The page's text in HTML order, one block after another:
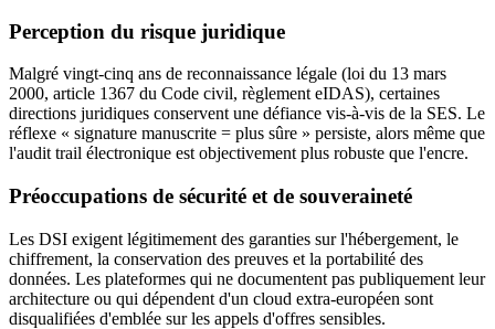
Perception du risque juridique
Malgré vingt-cinq ans de reconnaissance légale (loi du 13 mars
2000, article 1367 du Code civil, règlement eIDAS), certaines
directions juridiques conservent une défiance vis-à-vis de la SES. Le
réflexe « signature manuscrite = plus sûre » persiste, alors même que
l'audit trail électronique est objectivement plus robuste que l'encre.
Préoccupations de sécurité et de souveraineté
Les DSI exigent légitimement des garanties sur l'hébergement, le
chiffrement, la conservation des preuves et la portabilité des
données. Les plateformes qui ne documentent pas publiquement leur
architecture ou qui dépendent d'un cloud extra-européen sont
disqualifiées d'emblée sur les appels d'offres sensibles.